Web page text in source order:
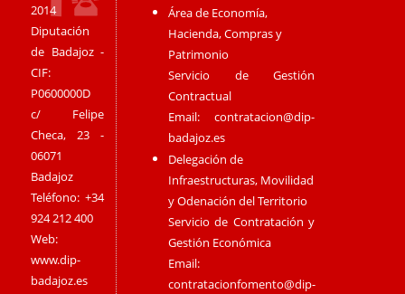
2014
Diputación
de Badajoz -
CIF:
P0600000D
c/ Felipe
Checa, 23 -
06071
Badajoz
Teléfono: +34
924 212 400
Web:
www.dip-
badajoz.es
Área de Economía,
Hacienda, Compras y
Patrimonio
Servicio de Gestión
Contractual
Email:contratacion@dip-
badajoz.es
Delegación de
Infraestructuras, Movilidad
y Odenación del Territorio
Servicio de Contratación y
Gestión Económica
Email:
contratacionfomento@dip-